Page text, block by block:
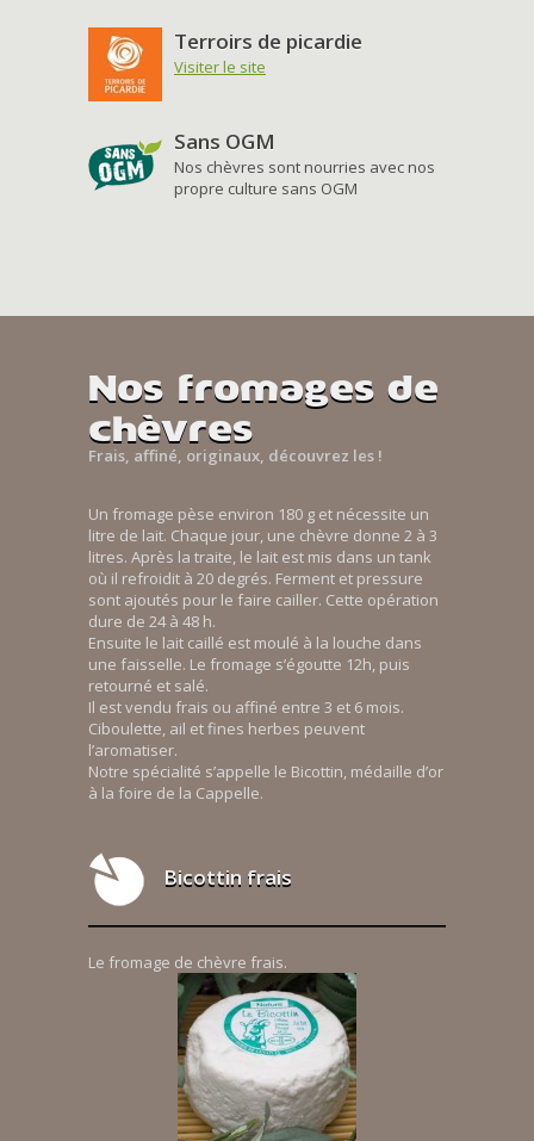
Terroirs de picardie
Visiter le site
Sans OGM
Nos chèvres sont nourries avec nos
propre culture sans OGM
Nos fromages de
chèvres
Frais, affiné, originaux, découvrez les !
Un fromage pèse environ 180 g et nécessite un
litre de lait. Chaque jour, une chèvre donne 2 à 3
litres. Après la traite, le lait est mis dans un tank
où il refroidit à 20 degrés. Ferment et pressure
sont ajoutés pour le faire cailler. Cette opération
dure de 24 à 48 h.
Ensuite le lait caillé est moulé à la louche dans
une faisselle. Le fromage s’égoutte 12h, puis
retourné et salé.
Il est vendu frais ou affiné entre 3 et 6 mois.
Ciboulette, ail et fines herbes peuvent
l’aromatiser.
Notre spécialité s’appelle le Bicottin, médaille d’or
à la foire de la Cappelle.
Bicottin frais
Le fromage de chèvre frais.